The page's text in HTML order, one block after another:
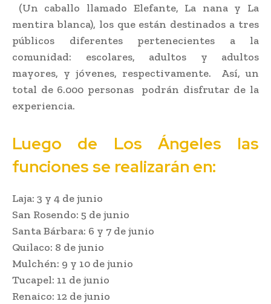
(Un caballo llamado Elefante, La nana y La
mentira blanca), los que están destinados a tres
públicos diferentes pertenecientes a la
comunidad: escolares, adultos y adultos
mayores, y jóvenes, respectivamente. Así, un
total de 6.000 personas podrán disfrutar de la
experiencia.
Luego de Los Ángeles las
funciones se realizarán en:
Laja: 3 y 4 de junio
San Rosendo: 5 de junio
Santa Bárbara: 6 y 7 de junio
Quilaco: 8 de junio
Mulchén: 9 y 10 de junio
Tucapel: 11 de junio
Renaico: 12 de junio